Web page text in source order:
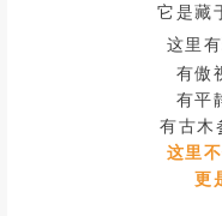
它是藏
这里
有傲
有平
有古
这里
更